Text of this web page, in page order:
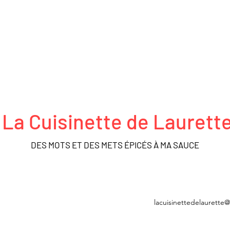
La Cuisinette de
DES MOTS ET DES METS ÉPICÉS À MA SAUCE